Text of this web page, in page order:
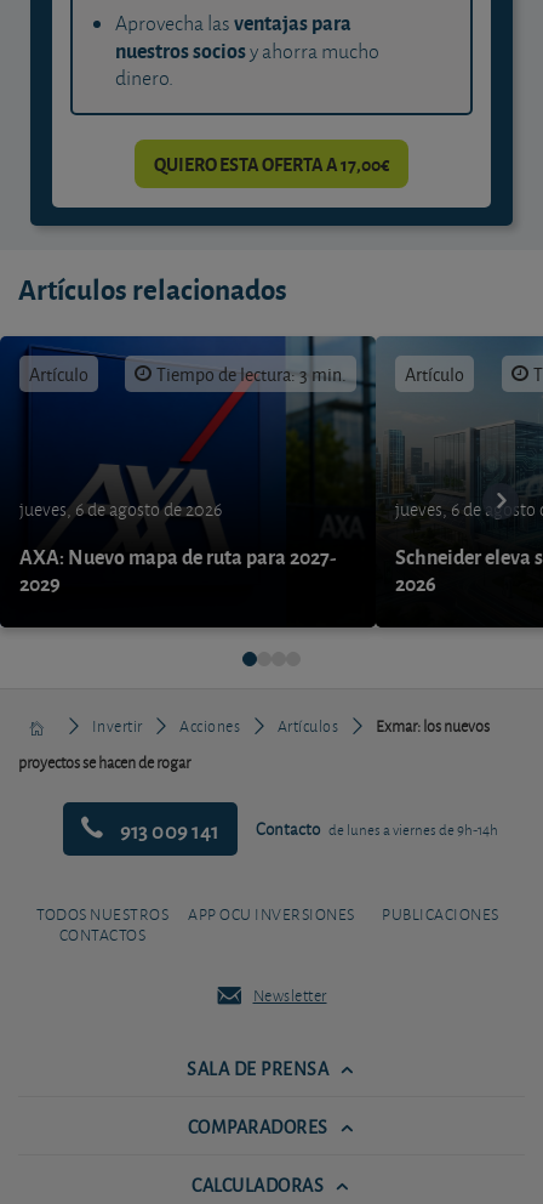
Aprovecha lasventajas para
nuestros sociosy ahorra mucho
dinero.
QUIERO ESTA OFERTA A 17,00€
Artículos relacionados
Artículo Tiempo de lectura: 3 min.
jueves, 6 de agosto de 2026
AXA: Nuevo mapa de ruta para 2027-
2029
Artículo
jueves, 6 de agosto
Schneider eleva
2026
Invertir Acciones Artículos
Exmar: los nuevos
proyectos se hacen de rogar
913 009 141 Contacto de lunes a viernes de 9h-14h
TODOS NUESTROS
CONTACTOS
APP OCU INVERSIONES PUBLICACIONES
Newsletter
SALA DE PRENSA
COMPARADORES
CALCULADORAS